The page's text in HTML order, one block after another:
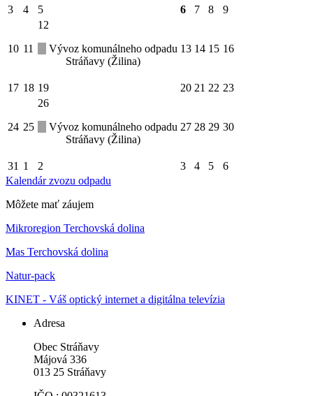
3 4 5 6 7 8 9
10 11
12
Vývoz komunálneho odpadu
Stráňavy (Žilina)
13 14 15 16
17 18 19 20 21 22 23
24 25
26
Vývoz komunálneho odpadu
Stráňavy (Žilina)
27 28 29 30
31 1 2 3 4 5
6
Kalendár zvozu odpadu
Môžete mať záujem
Mikroregion Terchovská dolina
Mas Terchovská dolina
Natur-pack
KINET - Váš optický internet a digitálna televízia
Adresa
Obec Stráňavy
Májová 336
013 25 Stráňavy